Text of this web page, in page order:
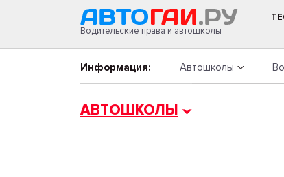
Водительские права и автошколы
Информация: Автошколы
АВТОШКОЛЫ